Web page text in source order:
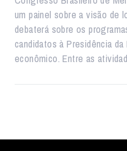
um painel sobre a visão de
debaterá sobre os
candidatos à Presidência
econômico. Entre as